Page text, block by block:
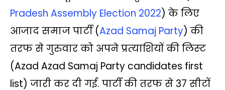
t
s
p
e
b
o
k
t
t
y
L
k
e
g
m
i
l
r
e
Pradesh Assembly Election 2022) के लिए
आजाद समाज पार्टी (Azad Samaj Party) की
तरफ से गुरुवार को अपने प्रत्‍याशियों की लिस्‍ट
(Azad Azad Samaj Party candidates first
list) जारी कर दी गई. पार्टी की तरफ से 37 सीटों